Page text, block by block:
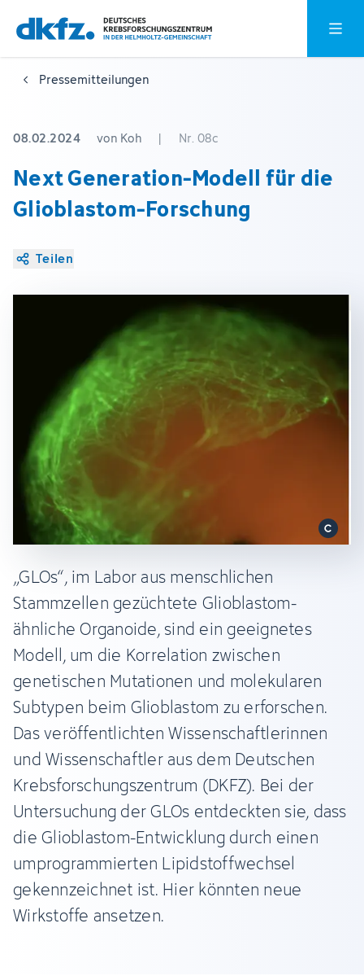
Zum
Hauptinhalt
springen
Zur
Fußzeile
springen
Pressemitteilungen
08.02.2024 von Koh | Nr. 08c
Next Generation-Modell für die
Glioblastom-Forschung
Teilen
„GLOs“, im Labor aus menschlichen
Stammzellen gezüchtete Glioblastom-
ähnliche Organoide, sind ein geeignetes
Modell, um die Korrelation zwischen
genetischen Mutationen und molekularen
Subtypen beim Glioblastom zu erforschen.
Das veröffentlichten Wissenschaftlerinnen
und Wissenschaftler aus dem Deutschen
Krebsforschungszentrum (DKFZ). Bei der
Untersuchung der GLOs entdeckten sie, dass
die Glioblastom-Entwicklung durch einen
umprogrammierten Lipidstoffwechsel
gekennzeichnet ist. Hier könnten neue
Wirkstoffe ansetzen.